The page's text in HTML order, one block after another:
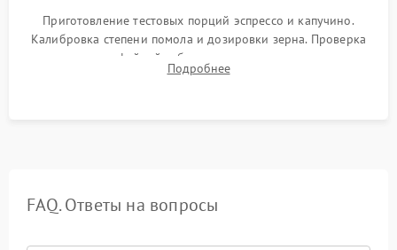
Приготовление тестовых порций эспрессо и капучино.
Калибровка степени помола и дозировки зерна. Проверка
плотности кофейной таблетки, температуры напитка и
качества молочной пены. Контроль отсутствия посторонних
Подробнее
FAQ. Ответы на вопросы